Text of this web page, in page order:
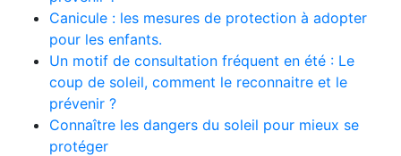
Canicule : les mesures de protection à adopter
pour les enfants.
Un motif de consultation fréquent en été : Le
coup de soleil, comment le reconnaitre et le
prévenir ?
Connaître les dangers du soleil pour mieux se
protéger